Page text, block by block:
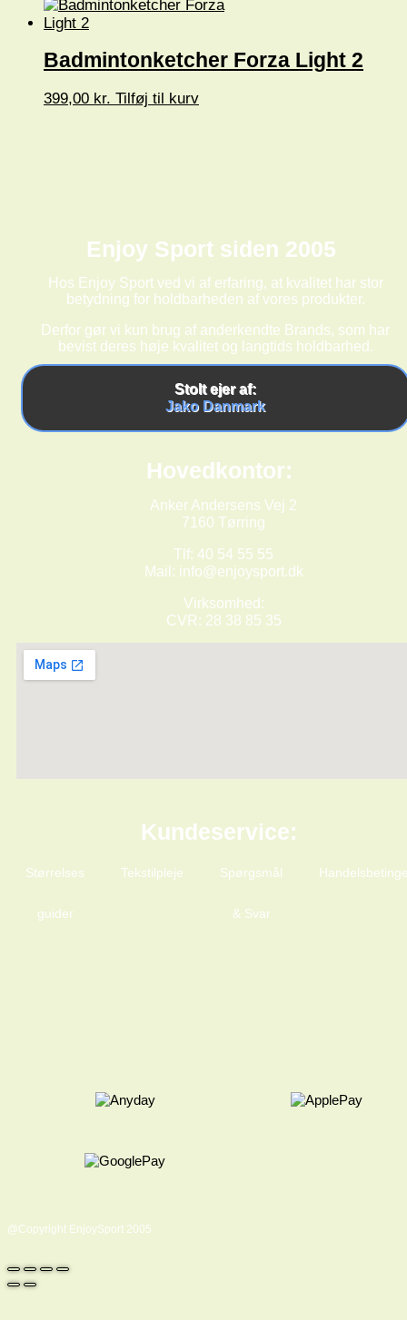
Badmintonketcher Forza Light 2
399,00 kr. Tilføj til kurv
Enjoy Sport siden 2005
Hos Enjoy Sport ved vi af erfaring, at kvalitet har stor
betydning for holdbarheden af vores produkter.
Derfor gør vi kun brug af anderkendte Brands, som har
bevist deres høje kvalitet og langtids holdbarhed.
Stolt ejer af:
Jako Danmark
Hovedkontor:
Anker Andersens Vej 2
7160 Tørring
Tlf: 40 54 55 55
Mail: info@enjoysport.dk
Virksomhed:
CVR: 28 38 85 35
Kundeservice:
Størrelses
guider
Tekstilpleje Spørgsmål
& Svar
@Copyright EnjoySport 2005